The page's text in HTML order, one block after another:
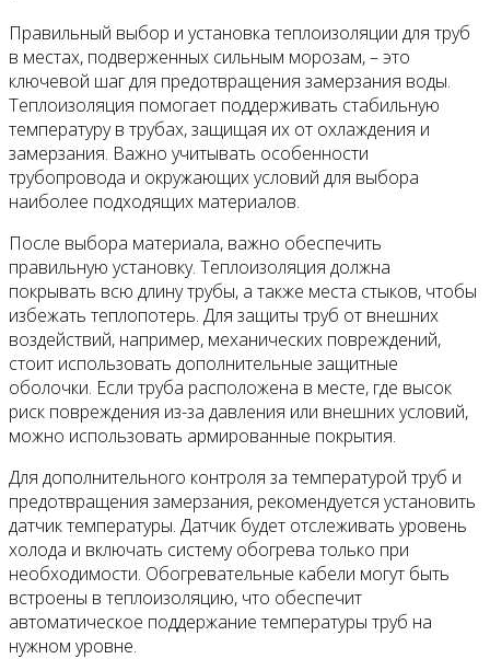
Правильный выбор и установка теплоизоляции для труб
в местах, подверженных сильным морозам, – это
ключевой шаг для предотвращения замерзания воды.
Теплоизоляция помогает поддерживать стабильную
температуру в трубах, защищая их от охлаждения и
замерзания. Важно учитывать особенности
трубопровода и окружающих условий для выбора
наиболее подходящих материалов.
После выбора материала, важно обеспечить
правильную установку. Теплоизоляция должна
покрывать всю длину трубы, а также места стыков, чтобы
избежать теплопотерь. Для защиты труб от внешних
воздействий, например, механических повреждений,
стоит использовать дополнительные защитные
оболочки. Если труба расположена в месте, где высок
риск повреждения из-за давления или внешних условий,
можно использовать армированные покрытия.
Для дополнительного контроля за температурой труб и
предотвращения замерзания, рекомендуется установить
датчик температуры. Датчик будет отслеживать уровень
холода и включать систему обогрева только при
необходимости. Обогревательные кабели могут быть
встроены в теплоизоляцию, что обеспечит
автоматическое поддержание температуры труб на
нужном уровне.